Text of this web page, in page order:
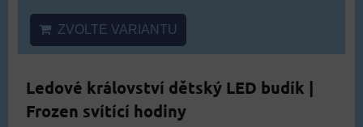
ZVOLTE VARIANTU
Ledové království dětský LED budík |
Frozen svítící hodiny